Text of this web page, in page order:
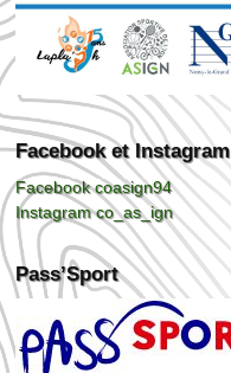
Facebook et Instagram
Facebook coasign94
Instagram co_as_ign
Pass’Sport